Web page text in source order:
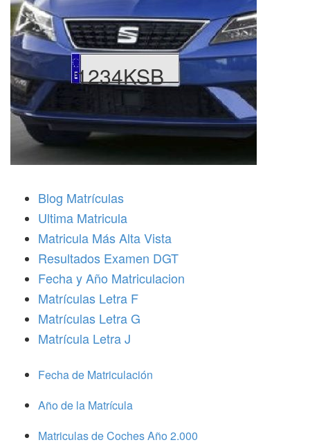
1234KSB
Blog Matrículas
Ultima Matricula
Matricula Más Alta Vista
Resultados Examen DGT
Fecha y Año Matriculacion
Matrículas Letra F
Matrículas Letra G
Matrícula Letra J
Fecha de Matriculación
Año de la Matrícula
Matriculas de Coches Año 2.000